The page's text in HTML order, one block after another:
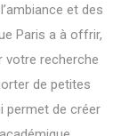
et des
Paris a à offrir,
votre recherche
de petites
permet de créer